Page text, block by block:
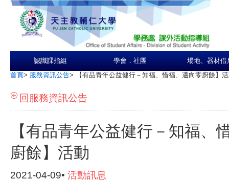
認識課指組 學會．社團 場地、器材借
首頁> 服務資訊公告> 【有品青年公益健行－知福、惜福、邁向零廚餘】
回服務資訊公告
【有品青年公益健行－知福、
廚餘】活動
2021-04-09• 活動訊息